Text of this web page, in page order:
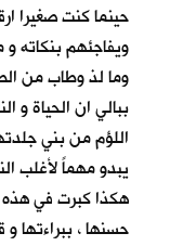
حينما كنت صغيرا
ويفاجئهم بنكاته و
وما لذ وطاب من
ببالي ان الحياة و
اللؤم من بني
يبدو مهماً لأغلب
هكذا كبرت في هذه
حسنها ، ببراءتها